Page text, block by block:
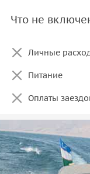
Что не
Личные
Питание
Оплаты